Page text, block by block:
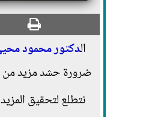
الدكتور محمود
ضرورة حشد مزيد من
نتطلع لتحقيق